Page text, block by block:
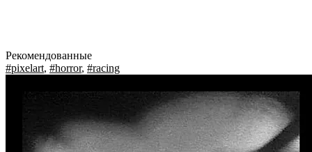
Рекомендованные
#pixelart, #horror, #racing